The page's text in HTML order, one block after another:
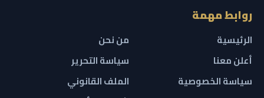
روابط مهمة
الرئيسية
من نحن
أعلن معنا
سياسة التحرير
سياسة الخصوصية
الملف القانوني